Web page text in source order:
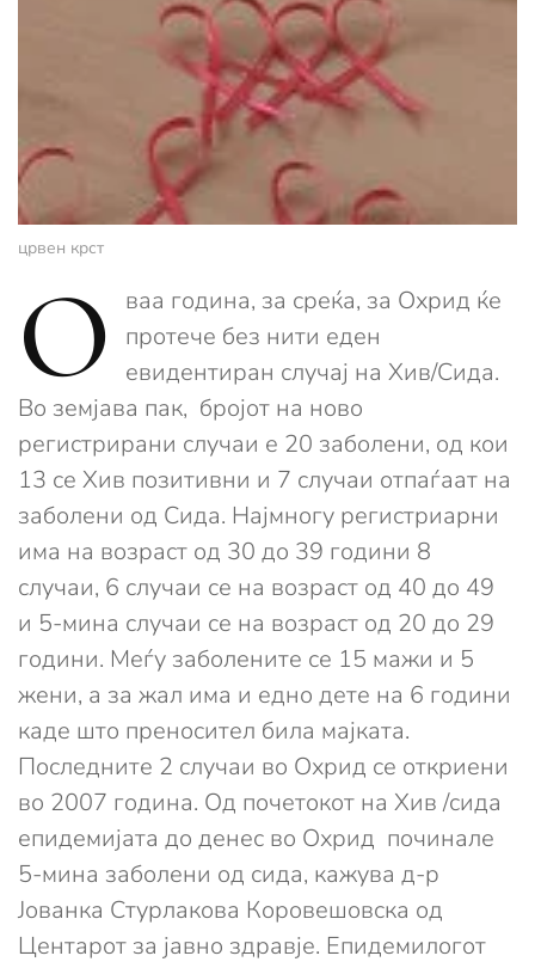
црвен крст
О
ваа година, за среќа, за Охрид ќе
протече без нити еден
евидентиран случај на Хив/Сида.
Во земјава пак, бројот на ново
регистрирани случаи е 20 заболени, од кои
13 се Хив позитивни и 7 случаи отпаѓаат на
заболени од Сида. Најмногу регистриарни
има на возраст од 30 до 39 години 8
случаи, 6 случаи се на возраст од 40 до 49
и 5-мина случаи се на возраст од 20 до 29
години. Меѓу заболените се 15 мажи и 5
жени, а за жал има и едно дете на 6 години
каде што преносител била мајката.
Последните 2 случаи во Охрид се откриени
во 2007 година. Од почетокот на Хив /сида
епидемијата до денес во Охрид починале
5-мина заболени од сида, кажува д-р
Јованка Стурлакова Коровешовска од
Центарот за јавно здравје. Епидемилогот